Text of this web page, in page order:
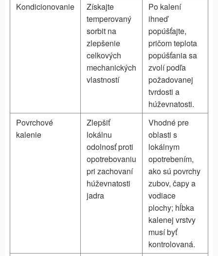
Kondicionovanie
Získajte
temperovaný
sorbit na
zlepšenie
celkových
mechanických
vlastností
Po kalení
ihneď
popúšťajte,
pričom teplota
popúšťania sa
zvolí podľa
požadovanej
tvrdosti a
húževnatosti.
Povrchové
kalenie
Zlepšiť
lokálnu
odolnosť proti
opotrebovaniu
pri zachovaní
húževnatosti
jadra
Vhodné pre
oblasti s
lokálnym
opotrebením,
ako sú povrchy
zubov, čapy a
vodiace
plochy; hĺbka
kalenej vrstvy
musí byť
kontrolovaná.